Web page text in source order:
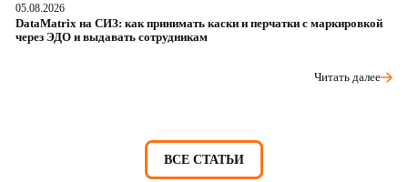
05.08.2026
DataMatrix на СИЗ: как принимать каски и перчатки с маркировкой
через ЭДО и выдавать сотрудникам
Читать далее
ВСЕ СТАТЬИ